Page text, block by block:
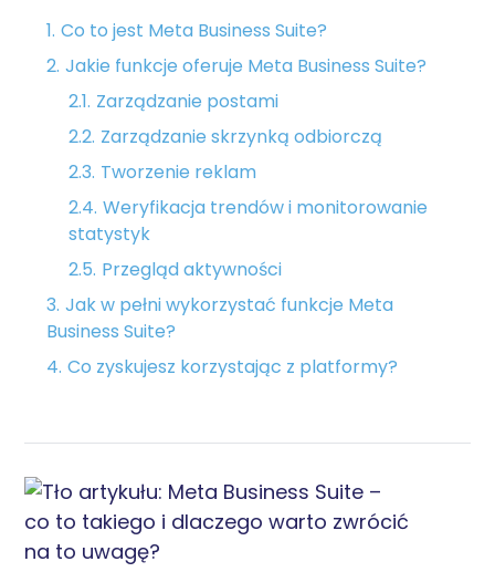
Co to jest Meta Business Suite?
Jakie funkcje oferuje Meta Business Suite?
Zarządzanie postami
Zarządzanie skrzynką odbiorczą
Tworzenie reklam
Weryfikacja trendów i monitorowanie
statystyk
Przegląd aktywności
Jak w pełni wykorzystać funkcje Meta
Business Suite?
Co zyskujesz korzystając z platformy?